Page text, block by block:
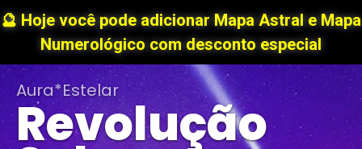
Revolução Solar personalizada da Aura Estelar
🔮 Hoje você pode adicionar Mapa Astral e Mapa
Numerológico com desconto especial
Aura*Estelar
Revolução